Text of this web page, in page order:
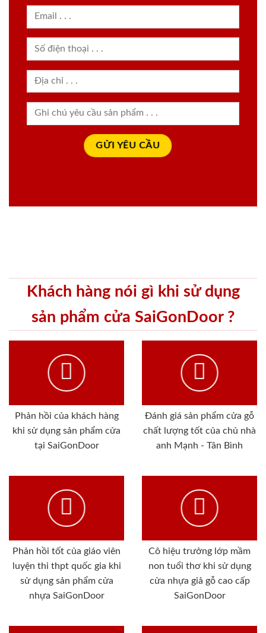
Khách hàng nói gì khi sử dụng
sản phẩm cửa SaiGonDoor ?
Phản hồi của khách hàng
khi sử dụng sản phẩm cửa
tại SaiGonDoor
Đánh giá sản phẩm cửa gỗ
chất lượng tốt của chủ nhà
anh Mạnh - Tân Bình
Phản hồi tốt của giáo viên
luyện thi thpt quốc gia khi
sử dụng sản phẩm cửa
nhựa SaiGonDoor
Cô hiệu trưởng lớp mầm
non tuổi thơ khi sử dụng
cửa nhựa giả gỗ cao cấp
SaiGonDoor